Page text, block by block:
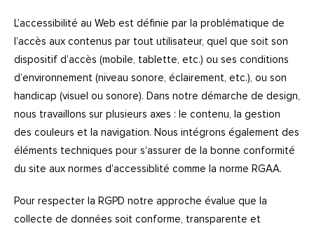
L’accessibilité au Web est définie par la problématique de
l’accès aux contenus par tout utilisateur, quel que soit son
dispositif d’accès (mobile, tablette, etc.) ou ses conditions
d’environnement (niveau sonore, éclairement, etc.), ou son
handicap (visuel ou sonore). Dans notre démarche de design,
nous travaillons sur plusieurs axes : le contenu, la gestion
des couleurs et la navigation. Nous intégrons également des
éléments techniques pour s’assurer de la bonne conformité
du site aux normes d’accessiblité comme la norme RGAA.
Pour respecter la RGPD notre approche évalue que la
collecte de données soit conforme, transparente et